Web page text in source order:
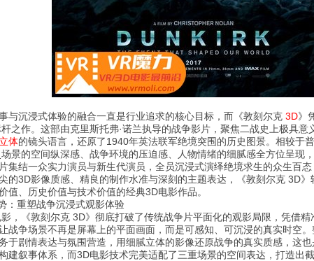
与沉浸式体验的融合一直是行业追求的核心目标，而《敦刻尔克 3D》
之作。这部由克里斯托弗·诺兰执导的战争影片，聚焦二战史上极具
立体的镜头语言，还原了1940年英法联军绝境突围的历史图景。相较于
景的空间纵深感、战争环境的压迫感、人物情绪的细腻感全方位呈现
集结一众实力演员与新生代演员，全员沉浸式演绎绝境求生的众生百
的3D影像质感、精良的制作水准与深刻的主题表达，《敦刻尔克 3D
值、历史价值与技术价值的经典3D电影作品。
：重塑战争沉浸式观影体验
，《敦刻尔克 3D》彻底打破了传统战争片平面化的观影局限，凭借
战争场景不再是屏幕上的平面画面，而是可感知、可沉浸的真实时空
于剧情表达与氛围营造，用细腻立体的影像还原战争的真实质感，这也
建叙事体系，而3D电影技术完美适配了三重场景的空间表达，打造出